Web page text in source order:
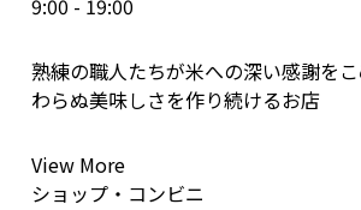
9:00 - 19:00
熟練の職人たちが米への深い感謝を
わらぬ美味しさを作り続けるお店
View More
ショップ・コンビニ